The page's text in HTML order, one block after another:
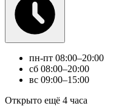
пн-пт 08:00–20:00
сб 08:00–20:00
вс 09:00–15:00
Открыто ещё 4 часа